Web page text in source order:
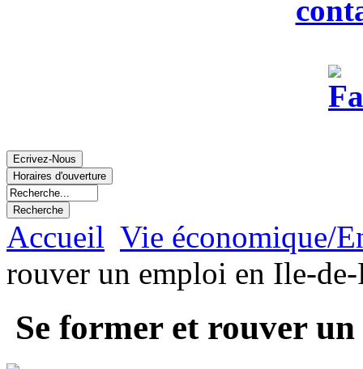
Accueil Vie économique/
rouver un emploi en Ile-de-
Se former et rouver